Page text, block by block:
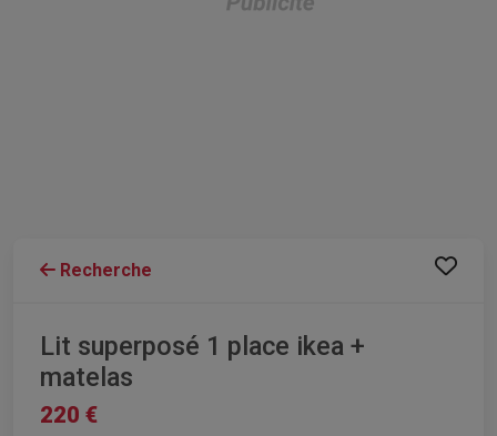
Recherche
Lit superposé 1 place ikea +
matelas
220 €